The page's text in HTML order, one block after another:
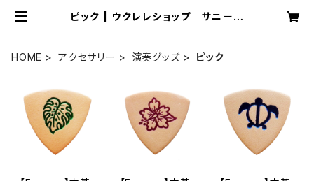
ピック | ウクレレショップ サニーサ
HOME アクセサリー 演奏グッズ ピック